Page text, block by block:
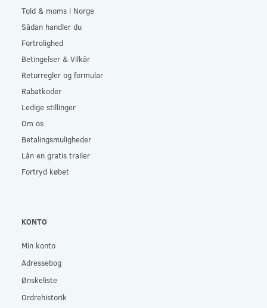
Told & moms i Norge
Sådan handler du
Fortrolighed
Betingelser & Vilkår
Returregler og formular
Rabatkoder
Ledige stillinger
Om os
Betalingsmuligheder
Lån en gratis trailer
Fortryd købet
KONTO
Min konto
Adressebog
Ønskeliste
Ordrehistorik